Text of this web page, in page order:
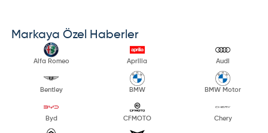
Markaya Özel Haberler
Alfa Romeo Aprilia Audi
Bentley BMW BMW Motor
Byd CFMOTO Chery